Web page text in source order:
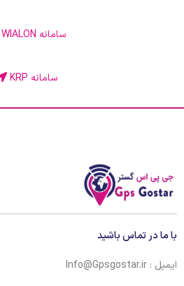
سامانه WIALON
سامانه KRP
با ما در تماس باشید
ایمیل : Info@Gpsgostar.ir